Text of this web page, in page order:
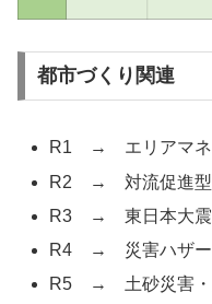
都市づくり関連
R1 → エリアマネ
R2 → 対流促進型
R3 → 東日本大震
R4 → 災害ハザー
R5 → 土砂災害・